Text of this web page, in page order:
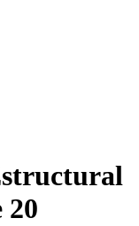
20